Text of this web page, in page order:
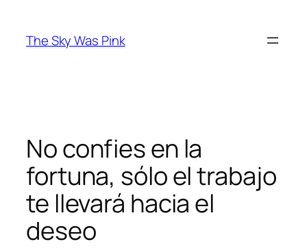
contenido
The Sky Was Pink
No confies en la
fortuna, sólo el trabajo
te llevará hacia el
deseo